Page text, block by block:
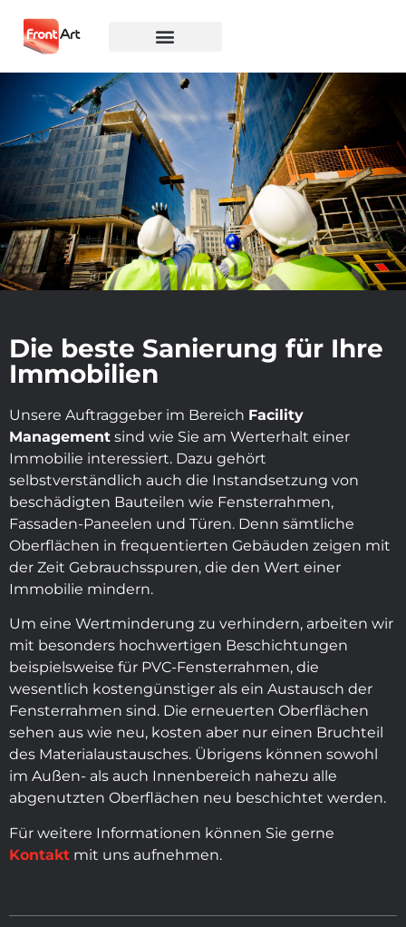
Die beste Sanierung für Ihre
Immobilien
Unsere Auftraggeber im Bereich Facility
Management sind wie Sie am Werterhalt einer
Immobilie interessiert. Dazu gehört
selbstverständlich auch die Instandsetzung von
beschädigten Bauteilen wie Fensterrahmen,
Fassaden-Paneelen und Türen. Denn sämtliche
Oberflächen in frequentierten Gebäuden zeigen mit
der Zeit Gebrauchsspuren, die den Wert einer
Immobilie mindern.
Um eine Wertminderung zu verhindern, arbeiten wir
mit besonders hochwertigen Beschichtungen
beispielsweise für PVC-Fensterrahmen, die
wesentlich kostengünstiger als ein Austausch der
Fensterrahmen sind. Die erneuerten Oberflächen
sehen aus wie neu, kosten aber nur einen Bruchteil
des Materialaustausches. Übrigens können sowohl
im Außen- als auch Innenbereich nahezu alle
abgenutzten Oberflächen neu beschichtet werden.
Für weitere Informationen können Sie gerne
Kontakt mit uns aufnehmen.